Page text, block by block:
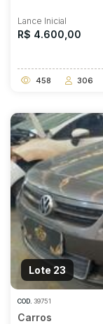
Lance Inicial
R$ 4.600,00
458 306
Lote 23
COD. 39751
Carros